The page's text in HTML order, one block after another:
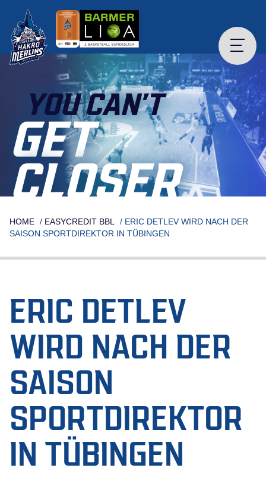
content
YOU CAN’T
GET
CLOSER
HOME / EASYCREDIT BBL / ERIC DETLEV WIRD NACH DER
SAISON SPORTDIREKTOR IN TÜBINGEN
ERIC DETLEV
WIRD NACH DER
SAISON
SPORTDIREKTOR
IN TÜBINGEN